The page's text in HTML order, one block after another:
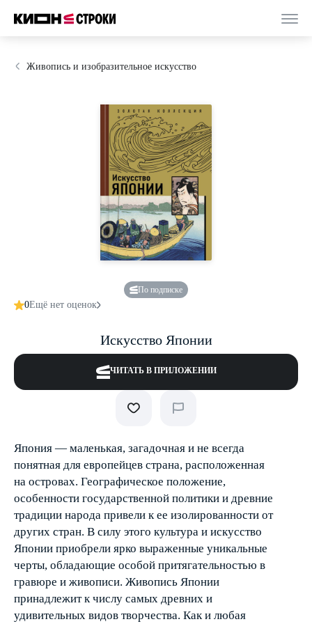
Живопись и изобразительное искусство
По подписке
0Ещё нет оценок
Искусство Японии
ЧИТАТЬ В ПРИЛОЖЕНИИ
Япония — маленькая, загадочная и не всегда
понятная для европейцев страна, расположенная
на островах. Географическое положение,
особенности государственной политики и древние
традиции народа привели к ее изолированности от
других стран. В силу этого культура и искусство
Японии приобрели ярко выраженные уникальные
черты, обладающие особой притягательностью в
гравюре и живописи. Живопись Японии
принадлежит к числу самых древних и
удивительных видов творчества. Как и любая